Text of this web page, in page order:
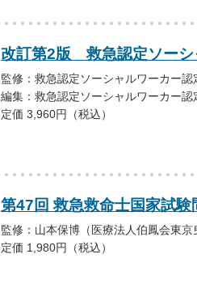
改訂第2版 救急認定ソーシ
監修：救急認定ソーシャルワーカー認
編集：救急認定ソーシャルワーカー
定価 3,960円（税込）
第47回 救急救命士国家試験
監修：山本保博（医療法人伯鳳会東
定価 1,980円（税込）